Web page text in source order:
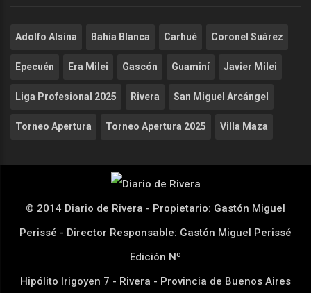
Adolfo Alsina Bahía Blanca Carhué Coronel Suárez
Epecuén Era Milei Gascón Guaminí Javier Milei
Liga Profesional 2025 Rivera San Miguel Arcángel
Torneo Apertura Torneo Apertura 2025 Villa Maza
© 2014 Diario de Rivera - Propietario: Gastón Miguel
Perissé - Director Responsable: Gastón Miguel Perissé
Edición Nº
Hipólito Irigoyen 7 - Rivera - Provincia de Buenos Aires